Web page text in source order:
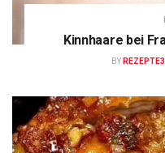
Kinnhaare bei
BY